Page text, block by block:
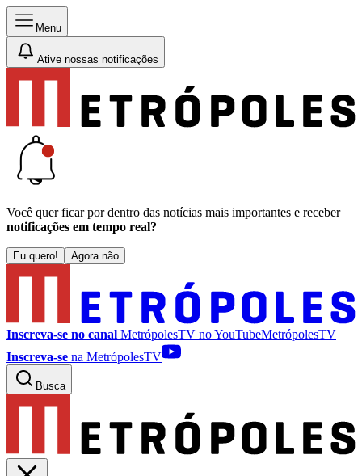
Menu
Ative nossas notificações
Você quer ficar por dentro das notícias mais importantes e receber
notificações em tempo real?
Eu quero! Agora não
Inscreva-se no canal MetrópolesTV noYouTubeMetrópolesTV
Inscreva-se na MetrópolesTV
Busca